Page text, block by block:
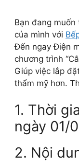
Bạn đang
của mình với
Đến ngay Điện
chương trình
Giúp việc lắp
thẩm mỹ hơn.
1. Thời
ngày 01/
2. Nội